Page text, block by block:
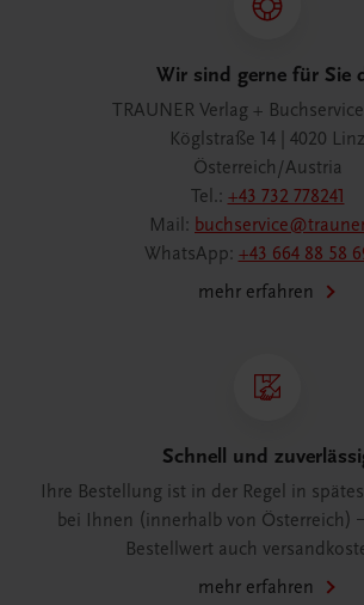
Wir sind gerne für Sie
TRAUNER Verlag +
Köglstraße 14 | 4020 Linz
Österreich/Austria
Tel.: +43 732 778241
Mail:
WhatsApp: +43 664 88 58
mehr erfahren
Schnell und
Ihre Bestellung ist in der Regel in
bei Ihnen (innerhalb von Österreich)
Bestellwert auch
mehr erfahren